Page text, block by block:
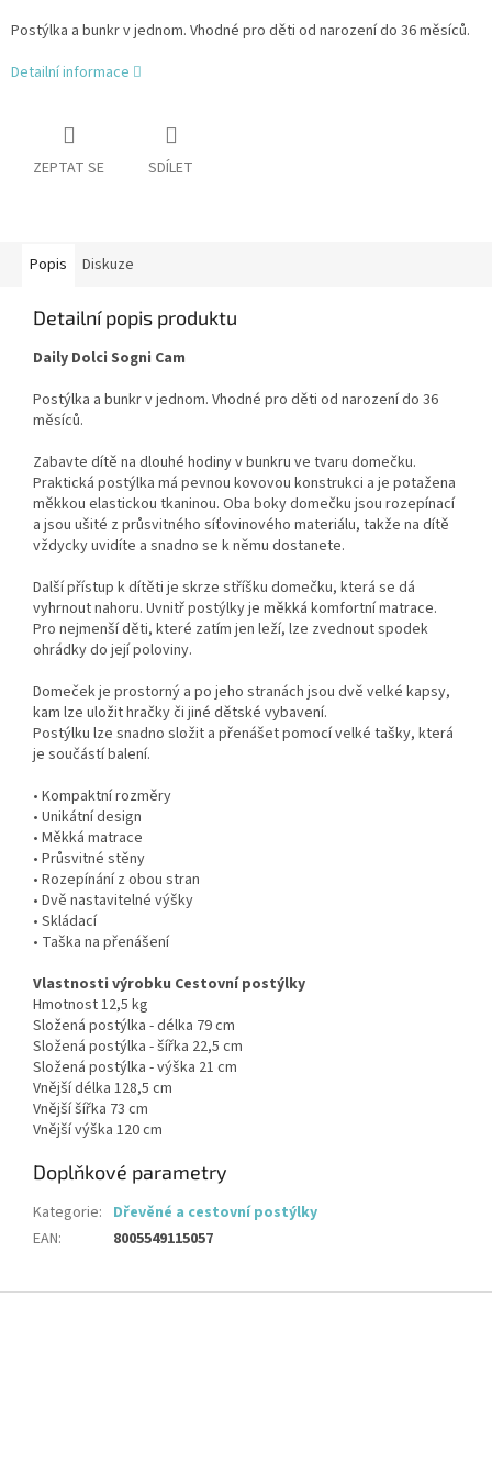
Postýlka a bunkr v jednom. Vhodné pro děti od narození do 36 měsíců.
Detailní informace
ZEPTAT SE SDÍLET
Popis Diskuze
Detailní popis produktu
Daily Dolci Sogni Cam
Postýlka a bunkr v jednom. Vhodné pro děti od narození do 36
měsíců.
Zabavte dítě na dlouhé hodiny v bunkru ve tvaru domečku.
Praktická postýlka má pevnou kovovou konstrukci a je potažena
měkkou elastickou tkaninou. Oba boky domečku jsou rozepínací
a jsou ušité z průsvitného síťovinového materiálu, takže na dítě
vždycky uvidíte a snadno se k němu dostanete.
Další přístup k dítěti je skrze stříšku domečku, která se dá
vyhrnout nahoru. Uvnitř postýlky je měkká komfortní matrace.
Pro nejmenší děti, které zatím jen leží, lze zvednout spodek
ohrádky do její poloviny.
Domeček je prostorný a po jeho stranách jsou dvě velké kapsy,
kam lze uložit hračky či jiné dětské vybavení.
Postýlku lze snadno složit a přenášet pomocí velké tašky, která
je součástí balení.
• Kompaktní rozměry
• Unikátní design
• Měkká matrace
• Průsvitné stěny
• Rozepínání z obou stran
• Dvě nastavitelné výšky
• Skládací
• Taška na přenášení
Vlastnosti výrobku Cestovní postýlky
Hmotnost 12,5 kg
Složená postýlka - délka 79 cm
Složená postýlka - šířka 22,5 cm
Složená postýlka - výška 21 cm
Vnější délka 128,5 cm
Vnější šířka 73 cm
Vnější výška 120 cm
Doplňkové parametry
Kategorie: Dřevěné a cestovní postýlky
EAN: 8005549115057